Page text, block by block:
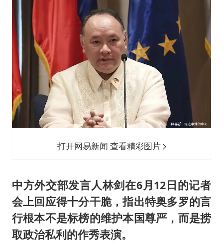
打开网易新闻 查看精彩图片
中方外交部发言人林剑在6月12日的记者
会上回应得十分干脆，指出特奥多罗的言
行根本不是标榜的维护本国尊严，而是捞
取政治私利的作秀表演。